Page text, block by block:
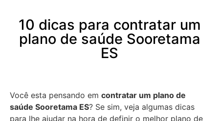
10 dicas para contratar um
plano de saúde Sooretama
ES
Você esta pensando em contratar um plano de
saúde Sooretama ES? Se sim, veja algumas dicas
para lhe ajudar na hora de definir o melhor plano de